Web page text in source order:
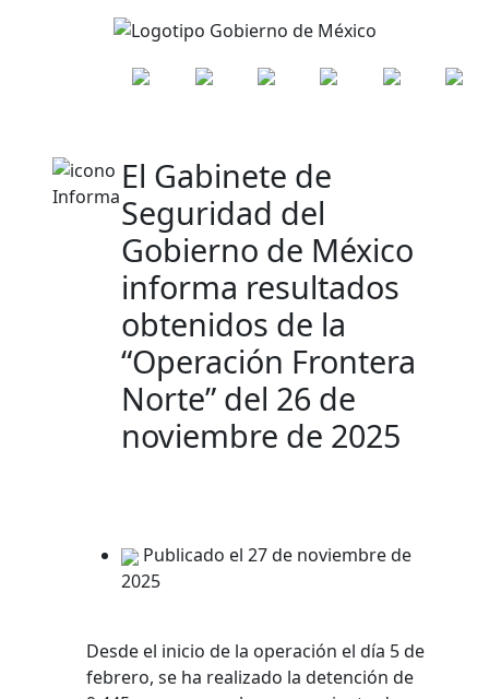
El Gabinete de
Seguridad del
Gobierno de México
informa resultados
obtenidos de la
“Operación Frontera
Norte” del 26 de
noviembre de 2025
Publicado el 27 de noviembre de
2025
Desde el inicio de la operación el día 5 de
febrero, se ha realizado la detención de